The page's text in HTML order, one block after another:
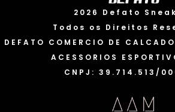
Usamos cookies para melhorar sua
continuar a usar nosso site, você
em nossa “Política de privacidade” e
preferências a qualquer momento.
2026 Defato
Todos os Direitos
DEFATO COMERCIO DE
ACESSORIOS
CNPJ: 39.714.513/